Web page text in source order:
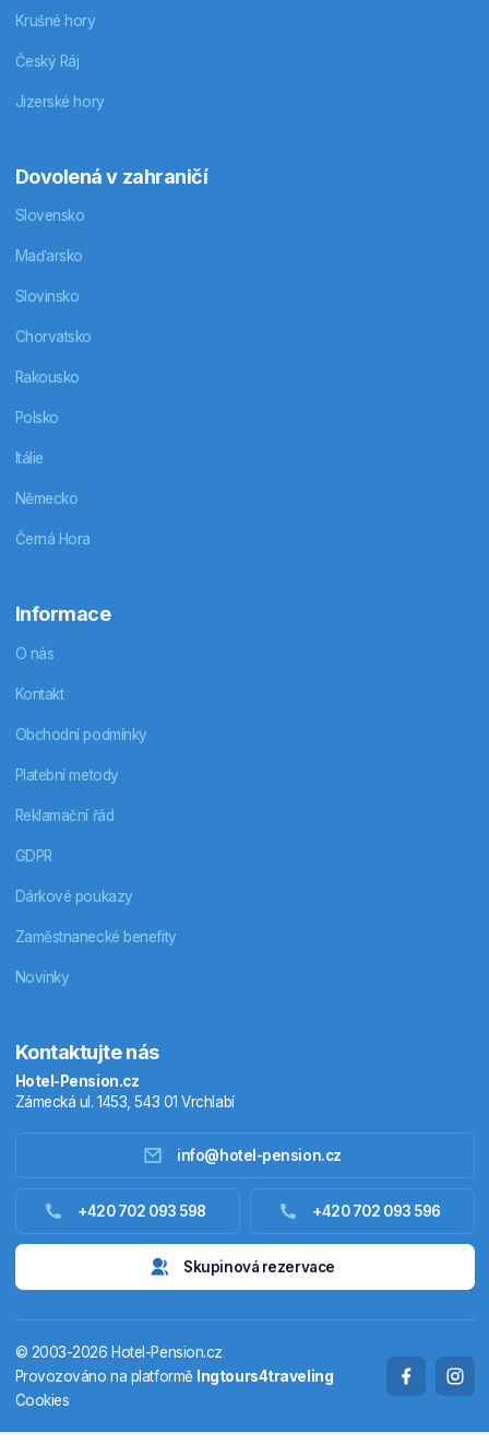
Ubytování zahraniční
Termály
Chaty a chalupy
Krušné hory
Český Ráj
Jizerské hory
Dovolená v zahraničí
Slovensko
Maďarsko
Slovinsko
Chorvatsko
Rakousko
Polsko
Itálie
Německo
Černá Hora
Informace
O nás
Kontakt
Obchodní podmínky
Platební metody
Reklamační řád
GDPR
Dárkové poukazy
Zaměstnanecké benefity
Novinky
Kontaktujte nás
Hotel-Pension.cz
Zámecká ul. 1453, 543 01 Vrchlabí
info@hotel-pension.cz
+420 702 093 598 +420 702 093 596
Skupinová rezervace
© 2003-2026 Hotel-Pension.cz
Provozováno na platformě Ingtours4traveling
Cookies